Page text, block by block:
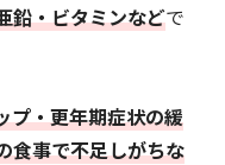
鉛・ビタミンなどで
プ・更年期症状の緩
食事で不足しがちな